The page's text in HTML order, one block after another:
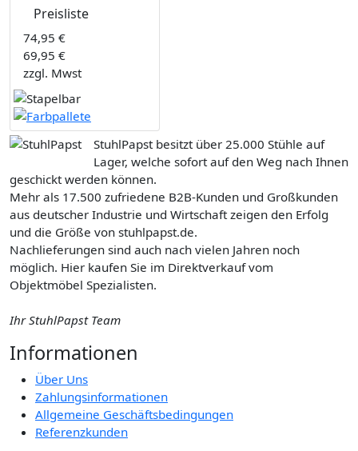
Preisliste
74,95 €
69,95 €
zzgl. Mwst
StuhlPapst besitzt über 25.000 Stühle auf
Lager, welche sofort auf den Weg nach Ihnen
geschickt werden können.
Mehr als 17.500 zufriedene B2B-Kunden und Großkunden
aus deutscher Industrie und Wirtschaft zeigen den Erfolg
und die Größe von stuhlpapst.de.
Nachlieferungen sind auch nach vielen Jahren noch
möglich. Hier kaufen Sie im Direktverkauf vom
Objektmöbel Spezialisten.
Ihr StuhlPapst Team
Informationen
Über Uns
Zahlungsinformationen
Allgemeine Geschäftsbedingungen
Referenzkunden